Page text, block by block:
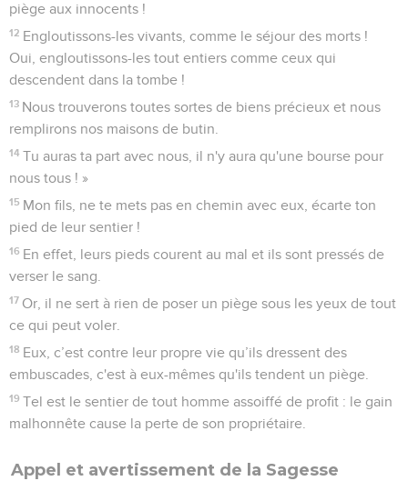
piège aux innocents !
12 Engloutissons-les vivants, comme le séjour des morts !
Oui, engloutissons-les tout entiers comme ceux qui
descendent dans la tombe !
13 Nous trouverons toutes sortes de biens précieux et nous
remplirons nos maisons de butin.
14 Tu auras ta part avec nous, il n'y aura qu'une bourse pour
nous tous ! »
15 Mon fils, ne te mets pas en chemin avec eux, écarte ton
pied de leur sentier !
16 En effet, leurs pieds courent au mal et ils sont pressés de
verser le sang.
17 Or, il ne sert à rien de poser un piège sous les yeux de tout
ce qui peut voler.
18 Eux, c’est contre leur propre vie qu’ils dressent des
embuscades, c'est à eux-mêmes qu'ils tendent un piège.
19 Tel est le sentier de tout homme assoiffé de profit : le gain
malhonnête cause la perte de son propriétaire.
Appel et avertissement de la Sagesse